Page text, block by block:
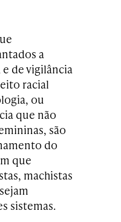
a
de vigilância
racial
ou
que não
são
do
que
machistas
sistemas.